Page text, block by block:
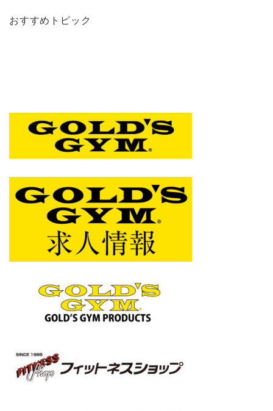
おすすめトピック